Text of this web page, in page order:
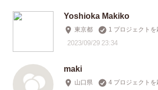
Yoshioka Makiko
東京都 1 プロジェクトを
2023/09/29 23:34
maki
山口県 4 プロジェクトを